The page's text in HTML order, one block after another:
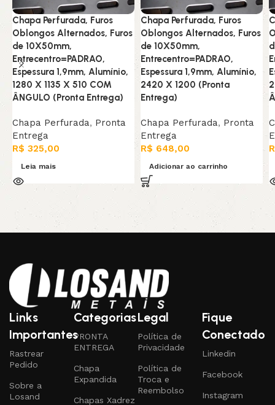
Chapa Perfurada, Furos
Oblongos Alternados, Furos
de 10X50mm,
Entrecentro=PADRAO,
Espessura 1,9mm, Alumínio,
1280 X 1135 X 510 COM
ÂNGULO (Pronta Entrega)
Chapa Perfurada, Pronta
Entrega
R$ 325,00
Leia mais
Chapa Perfurada, Furos
Oblongos Alternados, Furos
de 10X50mm,
Entrecentro=PADRAO,
Espessura 1,9mm, Alumínio,
2420 X 1200 (Pronta
Entrega)
Chapa Perfurada, Pronta
Entrega
R$ 648,00
Adicionar ao carrinho
Links
Importantes
Rastrear
Pedido
Sobre a
Losand
Categorias
PRONTA
ENTREGA
Chapa
Expandida
Chapas Xadrez
Legal
Política de
Privacidade
Política de
Troca e
Reembolso
Fique
Conectado
Linkedin
Facebook
Instagram